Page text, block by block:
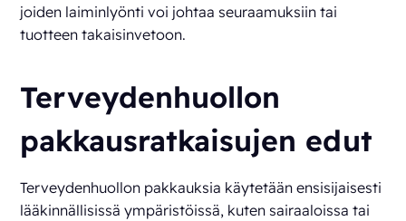
joiden laiminlyönti voi johtaa seuraamuksiin tai
tuotteen takaisinvetoon.
Terveydenhuollon
pakkausratkaisujen edut
Terveydenhuollon pakkauksia käytetään ensisijaisesti
lääkinnällisissä ympäristöissä, kuten sairaaloissa tai